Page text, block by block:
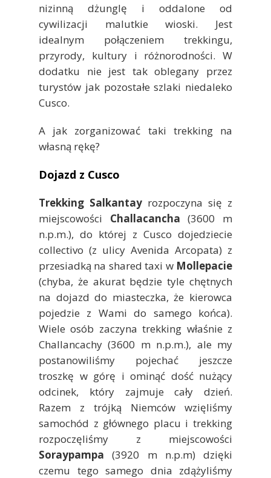
nizinną dżunglę i oddalone od
cywilizacji malutkie wioski. Jest
idealnym połączeniem trekkingu,
przyrody, kultury i różnorodności. W
dodatku nie jest tak oblegany przez
turystów jak pozostałe szlaki niedaleko
Cusco.
A jak zorganizować taki trekking na
własną rękę?
Dojazd z Cusco
Trekking Salkantay rozpoczyna się z
miejscowości Challacancha (3600 m
n.p.m.), do której z Cusco dojedziecie
collectivo (z ulicy Avenida Arcopata) z
przesiadką na shared taxi w Mollepacie
(chyba, że akurat będzie tyle chętnych
na dojazd do miasteczka, że kierowca
pojedzie z Wami do samego końca).
Wiele osób zaczyna trekking właśnie z
Challancachy (3600 m n.p.m.), ale my
postanowiliśmy pojechać jeszcze
troszkę w górę i ominąć dość nużący
odcinek, który zajmuje cały dzień.
Razem z trójką Niemców wzięliśmy
samochód z głównego placu i trekking
rozpoczęliśmy z miejscowości
Soraypampa (3920 m n.p.m) dzięki
czemu tego samego dnia zdążyliśmy